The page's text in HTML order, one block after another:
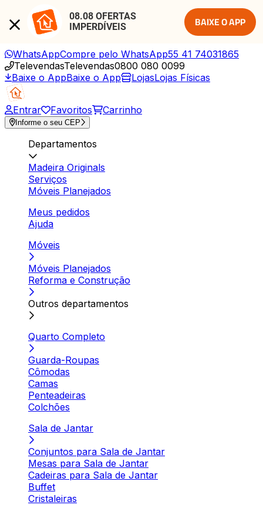
08.08 OFERTAS
IMPERDÍVEIS
BAIXE O APP
WhatsAppCompre pelo WhatsApp55 41 74031865
TelevendasTelevendas0800 080 0099
Baixe o AppBaixe o App LojasLojas Físicas
Entrar Favoritos Carrinho
Informe o seu CEP
Departamentos
Madeira Originals
Serviços
Móveis Planejados
Meus pedidos
Ajuda
Móveis
Móveis Planejados
Reforma e Construção
Outros departamentos
Quarto Completo
Guarda-Roupas
Cômodas
Camas
Penteadeiras
Colchões
Sala de Jantar
Conjuntos para Sala de Jantar
Mesas para Sala de Jantar
Cadeiras para Sala de Jantar
Buffet
Cristaleiras